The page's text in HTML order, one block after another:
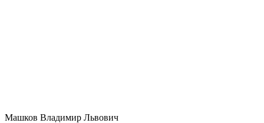
Машков Владимир Львович